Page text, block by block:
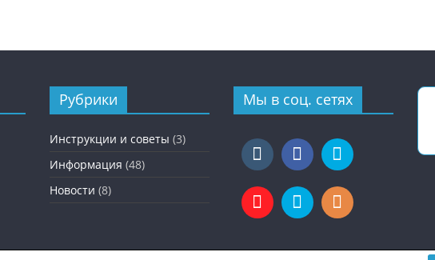
Рубрики
Инструкции и советы (3)
Информация (48)
Новости (8)
Мы в соц. сетях